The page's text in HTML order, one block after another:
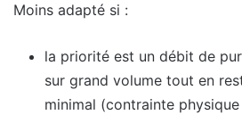
Moins adapté si :
la priorité est un débit de
sur grand volume tout en
minimal (contrainte physique